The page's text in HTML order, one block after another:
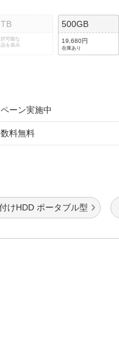
択可能な
品を表示
500GB
19,680円
在庫あり
ーン実施中
料無料
けHDD ポータブル型